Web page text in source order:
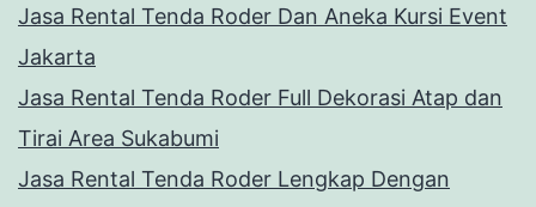
Jasa Rental Tenda Roder Dan Aneka Kursi Event
Jakarta
Jasa Rental Tenda Roder Full Dekorasi Atap dan
Tirai Area Sukabumi
Jasa Rental Tenda Roder Lengkap Dengan